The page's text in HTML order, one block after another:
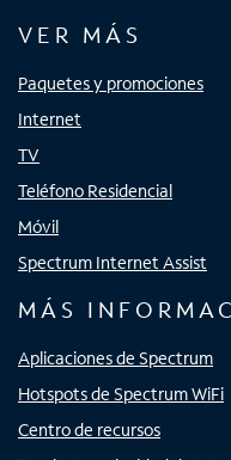
VER MÁS
Paquetes y promociones
Internet
TV
Teléfono Residencial
Móvil
Spectrum Internet Assist
MÁS
Aplicaciones de Spectrum
Hotspots de Spectrum WiFi
Centro de recursos